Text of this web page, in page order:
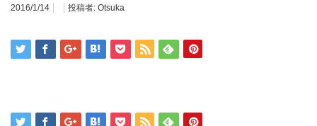
2016/1/14 投稿者: Otsuka